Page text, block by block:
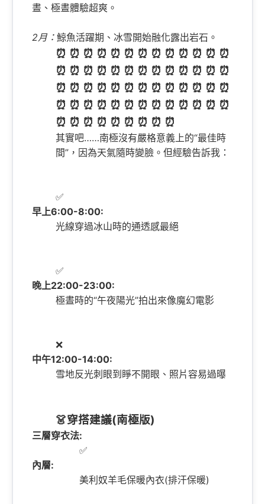
晝、極晝體驗超爽。
2月： 鯨魚活躍期、冰雪開始融化露出岩石。
⏰ ⏰ ⏰ ⏰ ⏰ ⏰ ⏰ ⏰ ⏰ ⏰ ⏰ ⏰ ⏰
⏰ ⏰ ⏰ ⏰ ⏰ ⏰ ⏰ ⏰ ⏰ ⏰ ⏰ ⏰ ⏰
⏰ ⏰ ⏰ ⏰ ⏰ ⏰ ⏰ ⏰ ⏰ ⏰ ⏰ ⏰ ⏰
⏰ ⏰ ⏰ ⏰ ⏰ ⏰ ⏰ ⏰ ⏰ ⏰ ⏰ ⏰ ⏰
⏰ ⏰ ⏰ ⏰ ⏰ ⏰ ⏰ ⏰ ⏰
其實吧……南極沒有嚴格意義上的“最佳時
間”，因為天氣隨時變臉。但經驗告訴我：
✅
早上6:00-8:00:
光線穿過冰山時的通透感最絕
✅
晚上22:00-23:00:
極晝時的“午夜陽光”拍出來像魔幻電影
❌
中午12:00-14:00:
雪地反光刺眼到睜不開眼、照片容易過曝
👗穿搭建議(南極版)
三層穿衣法:
✅
內層:
美利奴羊毛保暖內衣(排汗保暖)